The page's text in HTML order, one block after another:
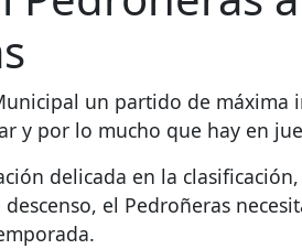
un partido de máxima
y por lo mucho que hay en
delicada en la
el Pedroñeras